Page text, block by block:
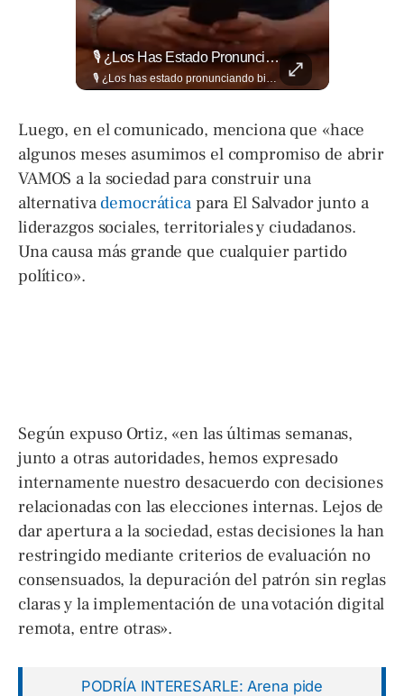
🎙️ ¿Los Has Estado Pronunciando Bien?
🎙️ ¿Los has estado pronunciando bien? 🤔 Pon a prueba tus conocimientos y descubre cómo se pronuncian correctamente los nombres de algunas de las figuras del Mundial. Lee más ➡️ eldiariodehoy.com
Luego, en el comunicado, menciona que «hace
algunos meses asumimos el compromiso de abrir
VAMOS a la sociedad para construir una
alternativa democrática para El Salvador junto a
liderazgos sociales, territoriales y ciudadanos.
Una causa más grande que cualquier partido
político».
Según expuso Ortiz, «en las últimas semanas,
junto a otras autoridades, hemos expresado
internamente nuestro desacuerdo con decisiones
relacionadas con las elecciones internas. Lejos de
dar apertura a la sociedad, estas decisiones la han
restringido mediante criterios de evaluación no
consensuados, la depuración del patrón sin reglas
claras y la implementación de una votación digital
remota, entre otras».
PODRÍA INTERESARLE: Arena pide